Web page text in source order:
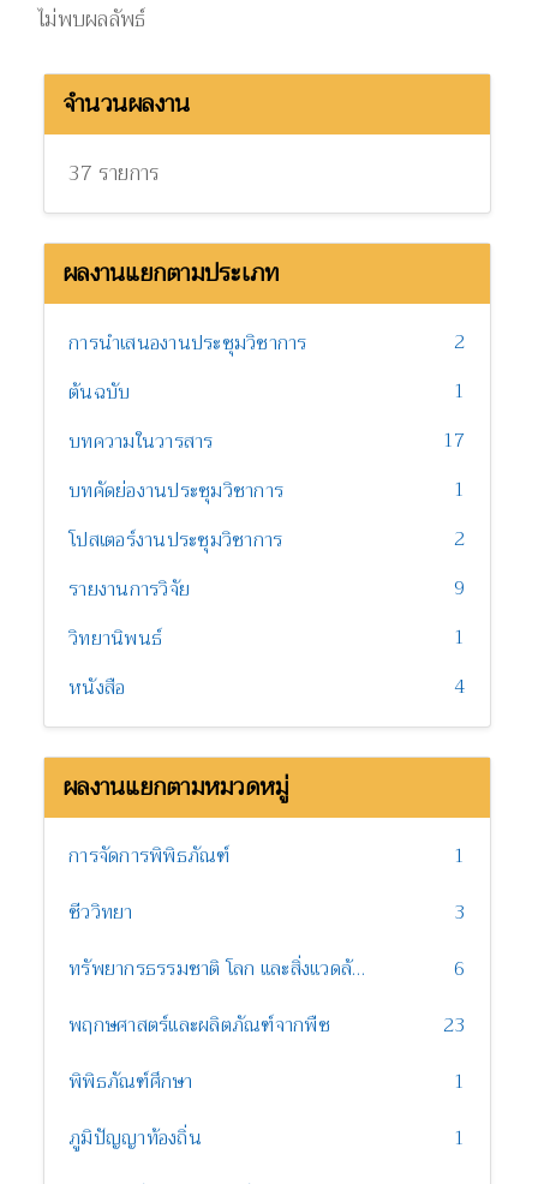
ไม่พบผลลัพธ์
จำนวนผลงาน
37 รายการ
ผลงานแยกตามประเภท
การนำเสนองานประชุมวิชาการ
2
ต้นฉบับ
1
บทความในวารสาร
17
บทคัดย่องานประชุมวิชาการ
1
โปสเตอร์งานประชุมวิชาการ
2
รายงานการวิจัย
9
วิทยานิพนธ์
1
หนังสือ
4
ผลงานแยกตามหมวดหมู่
การจัดการพิพิธภัณฑ์
1
ชีววิทยา
3
ทรัพยากรธรรมชาติ โลก และสิ่งแวดล้อม
6
พฤกษศาสตร์และผลิตภัณฑ์จากพืช
23
พิพิธภัณฑ์ศึกษา
1
ภูมิปัญญาท้องถิ่น
1